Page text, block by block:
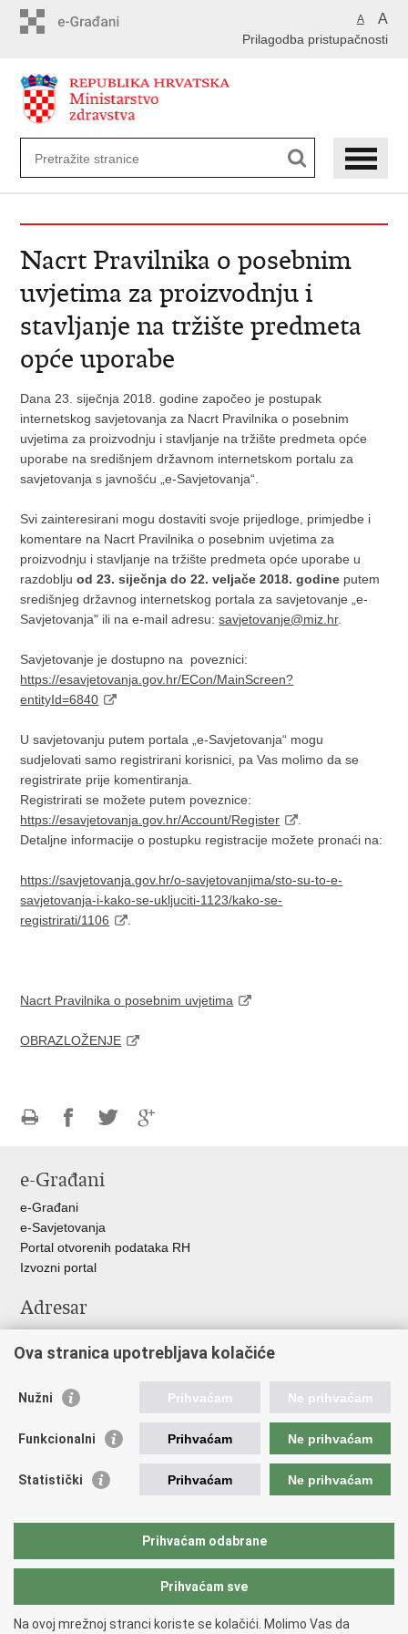
A A
Prilagodba pristupačnosti
Nacrt Pravilnika o posebnim
uvjetima za proizvodnju i
stavljanje na tržište predmeta
opće uporabe
Dana 23. siječnja 2018. godine započeo je postupak
internetskog savjetovanja za Nacrt Pravilnika o posebnim
uvjetima za proizvodnju i stavljanje na tržište predmeta opće
uporabe na središnjem državnom internetskom portalu za
savjetovanja s javnošću „e-Savjetovanja“.
Svi zainteresirani mogu dostaviti svoje prijedloge, primjedbe i
komentare na Nacrt Pravilnika o posebnim uvjetima za
proizvodnju i stavljanje na tržište predmeta opće uporabe u
razdoblju od 23. siječnja do 22. veljače 2018. godine putem
središnjeg državnog internetskog portala za savjetovanje „e-
Savjetovanja" ili na e-mail adresu:savjetovanje@miz.hr.
Savjetovanje je dostupno na poveznici:
https://esavjetovanja.gov.hr/ECon/MainScreen?
entityId=6840
U savjetovanju putem portala „e-Savjetovanja“ mogu
sudjelovati samo registrirani korisnici, pa Vas molimo da se
registrirate prije komentiranja.
Registrirati se možete putem poveznice:
https://esavjetovanja.gov.hr/Account/Register
Detaljne informacije o postupku registracije možete pronaći na:
https://savjetovanja.gov.hr/o-savjetovanjima/sto-su-to-e-
savjetovanja-i-kako-se-ukljuciti-1123/kako-se-
registrirati/1106
Nacrt Pravilnika o posebnim uvjetima
OBRAZLOŽENJE
FacebookuTwitteru
e-Građani
e-Građani
e-Savjetovanja
Portal otvorenih podataka RH
Izvozni portal
Adresar
Adresar tijela javne vlasti
Popis dužnosnika u RH
Važne poveznice
Agencija za lijekove i medicinske proizvode
Hrvatski zavod za javno zdravstvo
Hrvatski zavod za hitnu medicinu
Ova stranica upotrebljava kolačiće
Nužni Prihvaćam Ne prihvaćam
Funkcionalni Prihvaćam Ne prihvaćam
Statistički Prihvaćam Ne prihvaćam
Prihvaćam odabrane
Prihvaćam sve
Na ovoj mrežnoj stranci koriste se kolačići. Molimo Vas da